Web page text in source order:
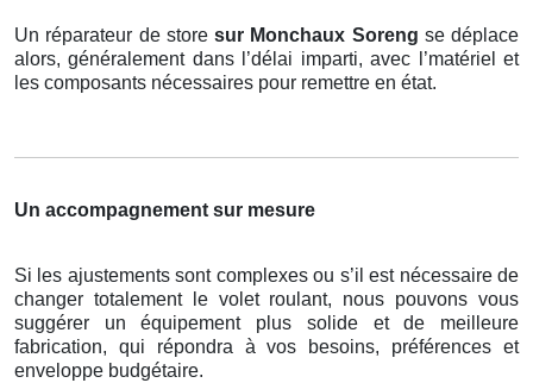
Un réparateur de store sur Monchaux Soreng se déplace
alors, généralement dans l’délai imparti, avec l’matériel et
les composants nécessaires pour remettre en état.
Un accompagnement sur mesure
Si les ajustements sont complexes ou s’il est nécessaire de
changer totalement le volet roulant, nous pouvons vous
suggérer un équipement plus solide et de meilleure
fabrication, qui répondra à vos besoins, préférences et
enveloppe budgétaire.